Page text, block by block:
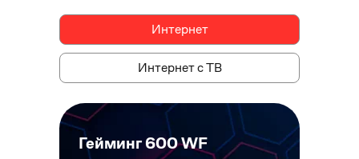
Интернет
Интернет
Интернет с ТВ
Гейминг 600 WF